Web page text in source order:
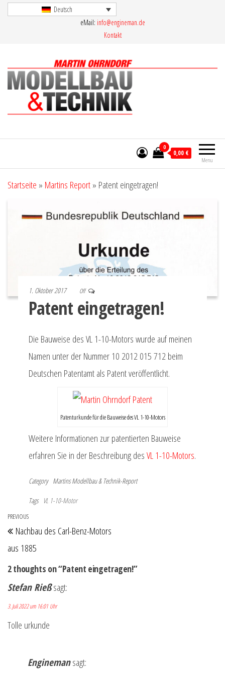
Deutsch
eMail: info@engineman.de
Kontakt
Menu
0
0,00 €
Startseite » Martins Report» Patent eingetragen!
1. Oktober 2017 Off
Patent eingetragen!
Die Bauweise des VL 1-10-Motors wurde auf meinen
Namen unter der Nummer 10 2012 015 712 beim
Deutschen Patentamt als Patent veröffentlicht.
Patenturkunde für die Bauweise des VL 1-10-Motors
Weitere Informationen zur patentierten Bauweise
erfahren Sie in der Beschreibung desVL 1-10-Motors.
Category Martins Modellbau & Technik-Report
Tags VL 1-10-Motor
Beitragsnavigation
Previous
Post
PREVIOUS
Nachbau des Carl-Benz-Motors
aus 1885
2 thoughts on “Patent eingetragen!”
Stefan Rießsagt:
3. Juli 2022 um 16:01 Uhr
Tolle urkunde
Enginemansagt: